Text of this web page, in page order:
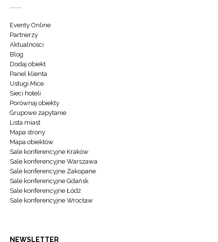
Eventy Online
Partnerzy
Aktualności
Blog
Dodaj obiekt
Panel klienta
Usługi Mice
Sieci hoteli
Porównaj obiekty
Grupowe zapytanie
Lista miast
Mapa strony
Mapa obiektów
Sale konferencyjne Kraków
Sale konferencyjne Warszawa
Sale konferencyjne Zakopane
Sale konferencyjne Gdańsk
Sale konferencyjne Łódź
Sale konferencyjne Wrocław
NEWSLETTER